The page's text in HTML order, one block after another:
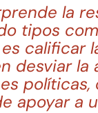
la
tipos
calificar
desviar la
políticas,
apoyar a